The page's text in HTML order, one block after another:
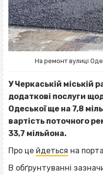
На ремонт вулиці
У Черкаській міській
додаткові послуги
Одеської ще на 7,8
вартість поточного
33,7 мільйона.
Про це йдеться на
В обґрунтуванні